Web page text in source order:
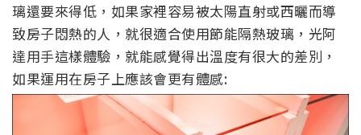
璃還要來得低，如果家裡容易被太陽直射或西曬而導
致房子悶熱的人，就很適合使用節能隔熱玻璃，光阿
達用手這樣體驗，就能感覺得出溫度有很大的差別，
如果運用在房子上應該會更有體感: